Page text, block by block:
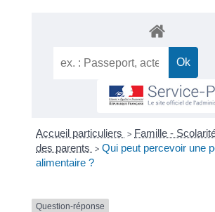
Accueil particuliers > Famille -
des parents > Qui peut percevoir une
alimentaire ?
Question-réponse